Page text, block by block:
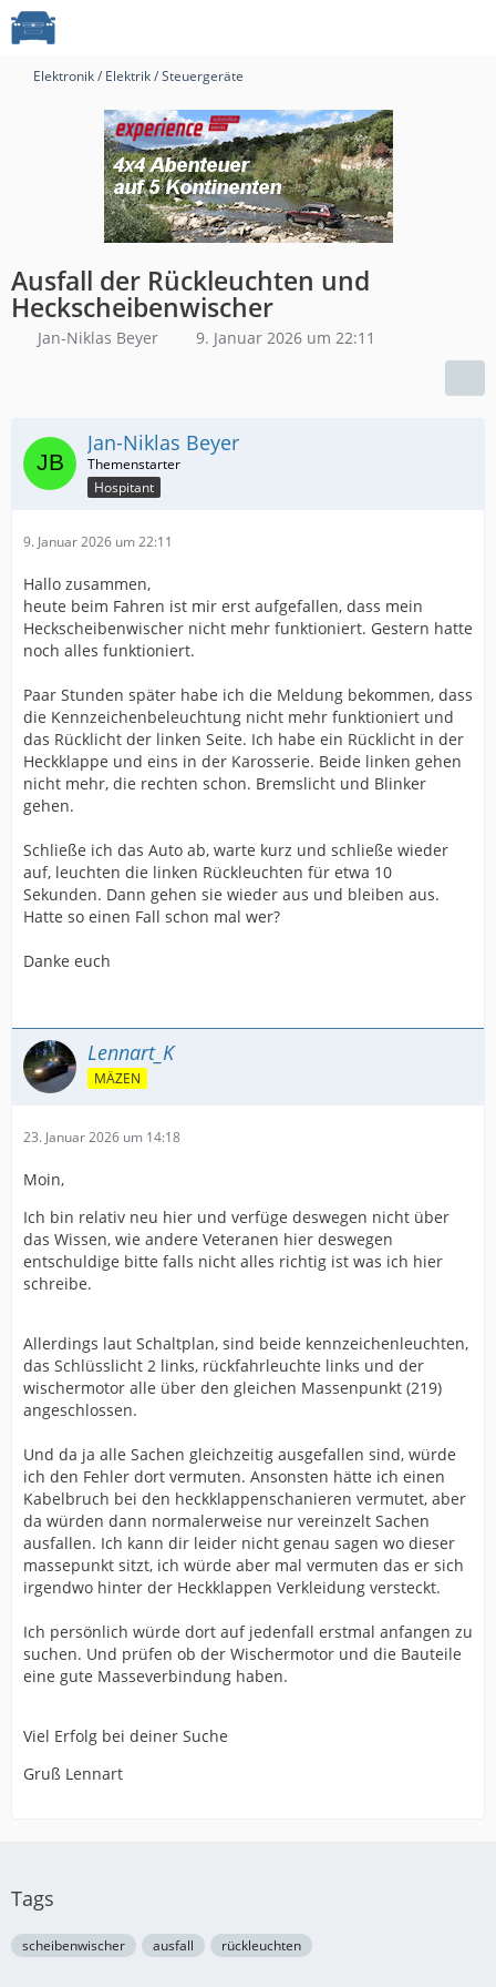
Elektronik / Elektrik / Steuergeräte
Ausfall der Rückleuchten und
Heckscheibenwischer
Jan-Niklas Beyer 9. Januar 2026 um 22:11
Jan-Niklas Beyer
Hospitant
9. Januar 2026 um 22:11
Hallo zusammen,
heute beim Fahren ist mir erst aufgefallen, dass mein
Heckscheibenwischer nicht mehr funktioniert. Gestern hatte
noch alles funktioniert.
Paar Stunden später habe ich die Meldung bekommen, dass
die Kennzeichenbeleuchtung nicht mehr funktioniert und
das Rücklicht der linken Seite. Ich habe ein Rücklicht in der
Heckklappe und eins in der Karosserie. Beide linken gehen
nicht mehr, die rechten schon. Bremslicht und Blinker
gehen.
Schließe ich das Auto ab, warte kurz und schließe wieder
auf, leuchten die linken Rückleuchten für etwa 10
Sekunden. Dann gehen sie wieder aus und bleiben aus.
Hatte so einen Fall schon mal wer?
Danke euch
Lennart_K
MÄZEN
23. Januar 2026 um 14:18
Moin,
Ich bin relativ neu hier und verfüge deswegen nicht über
das Wissen, wie andere Veteranen hier deswegen
entschuldige bitte falls nicht alles richtig ist was ich hier
schreibe.
Allerdings laut Schaltplan, sind beide kennzeichenleuchten,
das Schlüsslicht 2 links, rückfahrleuchte links und der
wischermotor alle über den gleichen Massenpunkt (219)
angeschlossen.
Und da ja alle Sachen gleichzeitig ausgefallen sind, würde
ich den Fehler dort vermuten. Ansonsten hätte ich einen
Kabelbruch bei den heckklappenschanieren vermutet, aber
da würden dann normalerweise nur vereinzelt Sachen
ausfallen. Ich kann dir leider nicht genau sagen wo dieser
massepunkt sitzt, ich würde aber mal vermuten das er sich
irgendwo hinter der Heckklappen Verkleidung versteckt.
Ich persönlich würde dort auf jedenfall erstmal anfangen zu
suchen. Und prüfen ob der Wischermotor und die Bauteile
eine gute Masseverbindung haben.
Viel Erfolg bei deiner Suche
Gruß Lennart
Tags
scheibenwischer ausfall rückleuchten